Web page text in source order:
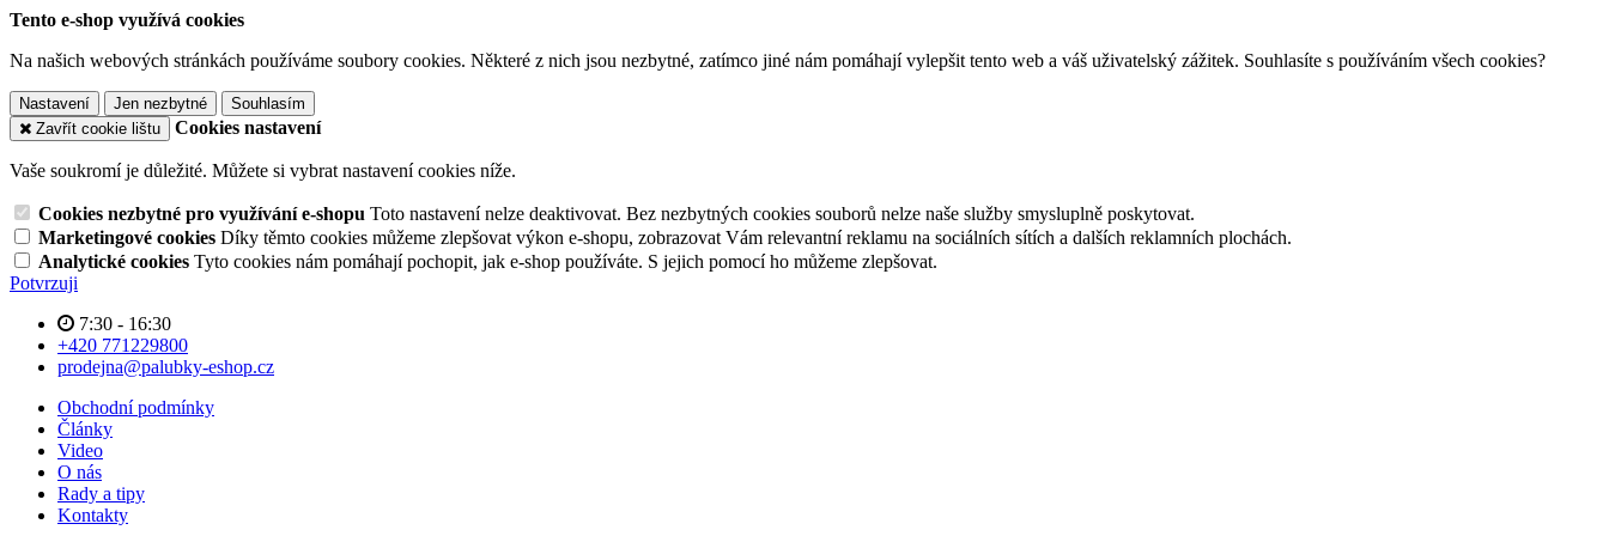
Tento e-shop využívá cookies
Na našich webových stránkách používáme soubory cookies. Některé z nich jsou nezbytné, zatímco jiné nám pomáhají vylepšit tento web a váš uživatelský zážitek. Souhlasíte s používáním všech cookies?
Nastavení Jen nezbytné
Souhlasím
Zavřít cookie lištu
Cookies nastavení
Vaše soukromí je důležité. Můžete si vybrat nastavení cookies níže.
Cookies nezbytné pro využívání e-shopu Toto nastavení nelze deaktivovat. Bez nezbytných cookies souborů nelze naše služby smysluplně poskytovat.
Marketingové cookies Díky těmto cookies můžeme zlepšovat výkon e-shopu, zobrazovat Vám relevantní reklamu na sociálních sítích a dalších reklamních plochách.
Analytické cookies Tyto cookies nám pomáhají pochopit, jak e-shop používáte. S jejich pomocí ho můžeme zlepšovat.
Potvrzuji
7:30 - 16:30
+420 771229800
prodejna@palubky-eshop.cz
Obchodní podmínky
Články
Video
O nás
Rady a tipy
Kontakty